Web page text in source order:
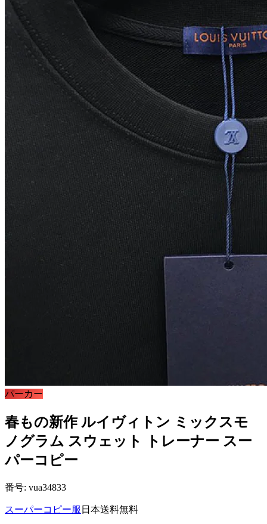
パーカー
春もの新作 ルイヴィトン ミックスモ
ノグラム スウェット トレーナー スー
パーコピー
番号: vua34833
スーパーコピー服 日本送料無料